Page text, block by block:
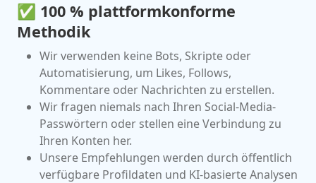
✅ 100 % plattformkonforme
Methodik
Wir verwenden keine Bots, Skripte oder
Automatisierung, um Likes, Follows,
Kommentare oder Nachrichten zu erstellen.
Wir fragen niemals nach Ihren Social-Media-
Passwörtern oder stellen eine Verbindung zu
Ihren Konten her.
Unsere Empfehlungen werden durch öffentlich
verfügbare Profildaten und KI-basierte Analysen